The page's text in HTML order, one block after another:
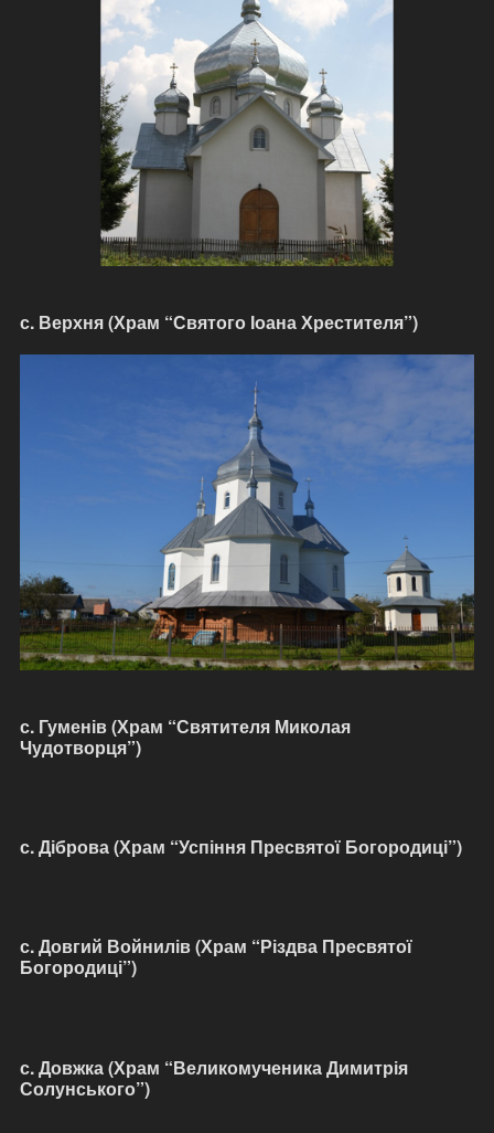
с. Верхня (Храм “Святого Іоана Хрестителя”)
с. Гуменів (Храм “Святителя Миколая
Чудотворця”)
с. Діброва (Храм “Успіння Пресвятої Богородиці”)
с. Довгий Войнилів (Храм “Різдва Пресвятої
Богородиці”)
с. Довжка (Храм “Великомученика Димитрія
Солунського”)